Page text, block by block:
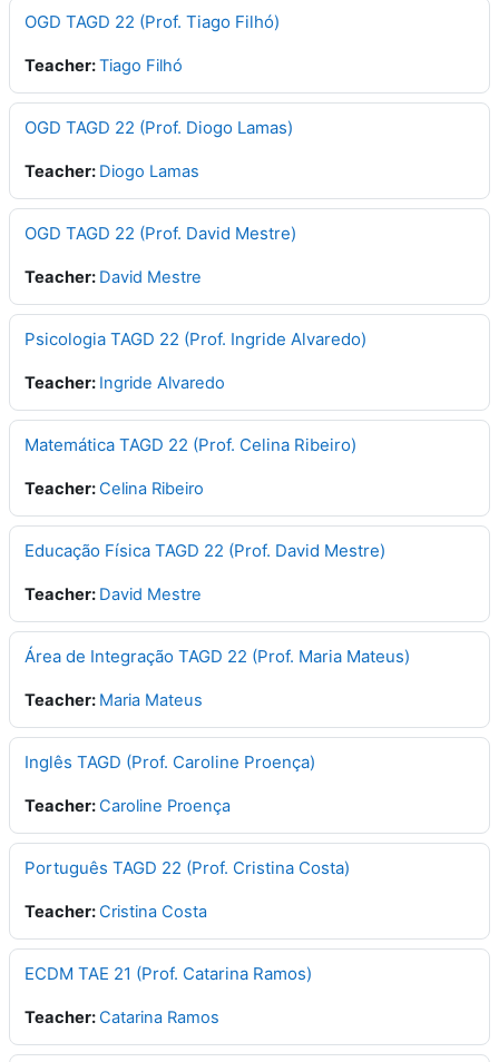
OGD TAGD 22 (Prof. Tiago Filhó)
Teacher:Tiago Filhó
OGD TAGD 22 (Prof. Diogo Lamas)
Teacher: Diogo Lamas
OGD TAGD 22 (Prof. David Mestre)
Teacher: David Mestre
Psicologia TAGD 22 (Prof. Ingride Alvaredo)
Teacher: Ingride Alvaredo
Matemática TAGD 22 (Prof. Celina Ribeiro)
Teacher:Celina Ribeiro
Educação Física TAGD 22 (Prof. David Mestre)
Teacher: David Mestre
Área de Integração TAGD 22 (Prof. Maria Mateus)
Teacher: Maria Mateus
Inglês TAGD (Prof. Caroline Proença)
Teacher:Caroline Proença
Português TAGD 22 (Prof. Cristina Costa)
Teacher:Cristina Costa
ECDM TAE 21 (Prof. Catarina Ramos)
Teacher:Catarina Ramos